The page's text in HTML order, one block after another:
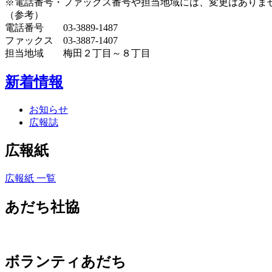
（参考）
電話番号 03-3889-1487
ファックス 03-3887-1407
担当地域 梅田２丁目～８丁目
新着情報
お知らせ
広報誌
広報紙
広報紙 一覧
あだち社協
ボランティあだち